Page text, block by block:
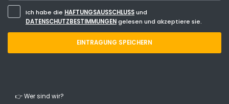
Ich habe die HAFTUNGSAUSSCHLUSSund
DATENSCHUTZBESTIMMUNGENgelesen und akzeptiere sie.
EINTRAGUNG SPEICHERN
👉 Wer sind wir?